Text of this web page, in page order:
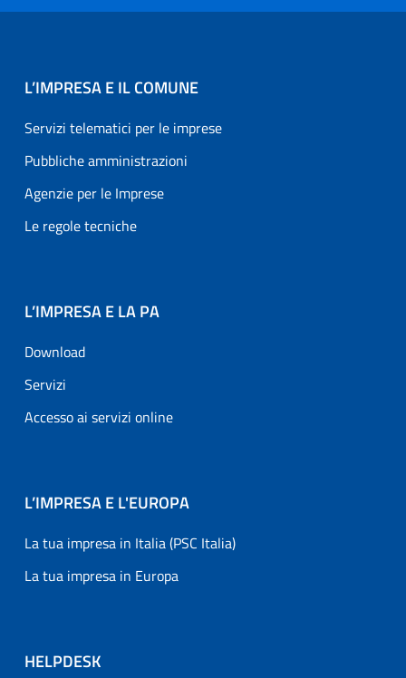
L’IMPRESA E IL COMUNE
Servizi telematici per le imprese
Pubbliche amministrazioni
Agenzie per le Imprese
Le regole tecniche
L’IMPRESA E LA PA
Download
Servizi
Accesso ai servizi online
L’IMPRESA E L'EUROPA
La tua impresa in Italia (PSC Italia)
La tua impresa in Europa
HELPDESK